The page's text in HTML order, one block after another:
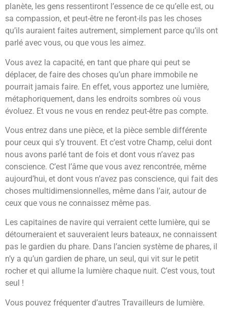
planète, les gens ressentiront l’essence de ce qu’elle est, ou
sa compassion, et peut-être ne feront-ils pas les choses
qu’ils auraient faites autrement, simplement parce qu’ils ont
parlé avec vous, ou que vous les aimez.
Vous avez la capacité, en tant que phare qui peut se
déplacer, de faire des choses qu’un phare immobile ne
pourrait jamais faire. En effet, vous apportez une lumière,
métaphoriquement, dans les endroits sombres où vous
évoluez. Et vous ne vous en rendez peut-être pas compte.
Vous entrez dans une pièce, et la pièce semble différente
pour ceux qui s’y trouvent. Et c’est votre Champ, celui dont
nous avons parlé tant de fois et dont vous n’avez pas
conscience. C’est l’âme que vous avez rencontrée, même
aujourd’hui, et dont vous n’avez pas conscience, qui fait des
choses multidimensionnelles, même dans l’air, autour de
ceux que vous ne connaissez même pas.
Les capitaines de navire qui verraient cette lumière, qui se
détourneraient et sauveraient leurs bateaux, ne connaissent
pas le gardien du phare. Dans l’ancien système de phares, il
n’y a qu’un gardien de phare, un seul, qui vit sur le petit
rocher et qui allume la lumière chaque nuit. C’est vous, tout
seul !
Vous pouvez fréquenter d’autres Travailleurs de lumière.